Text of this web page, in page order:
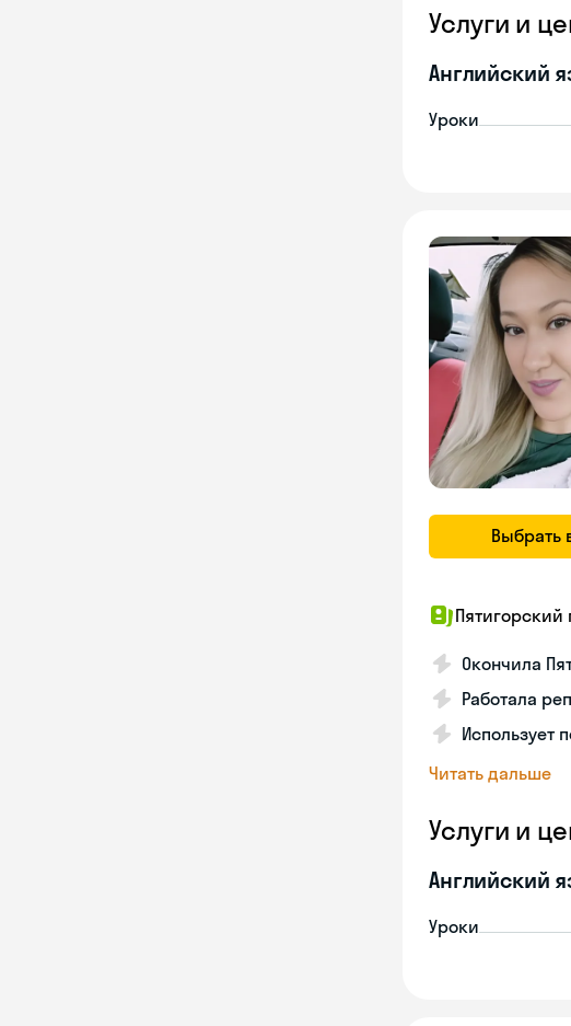
Услуги и
Английский
Уроки
Выбрать
Пятигорский
Окончила
Работала
Использует
Читать дальше
Услуги и
Английский
Уроки